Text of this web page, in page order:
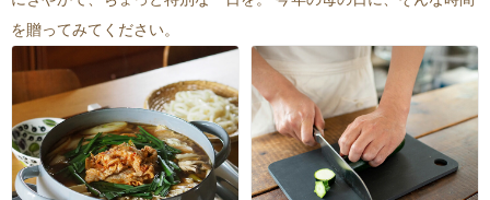
を贈ってみてください。